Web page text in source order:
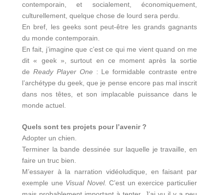
contemporain, et socialement, économiquement,
culturellement, quelque chose de lourd sera perdu.
En bref, les geeks sont peut-être les grands gagnants
du monde contemporain.
En fait, j’imagine que c’est ce qui me vient quand on me
dit « geek », surtout en ce moment après la sortie
de Ready Player One: Le formidable contraste entre
l’archétype du geek, que je pense encore pas mal inscrit
dans nos têtes, et son implacable puissance dans le
monde actuel.
Quels sont tes projets pour l’avenir ?
Adopter un chien.
Terminer la bande dessinée sur laquelle je travaille, en
faire un truc bien.
M’essayer à la narration vidéoludique, en faisant par
exemple une Visual Novel.C’est un exercice particulier